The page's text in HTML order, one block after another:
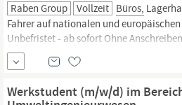
Raben Group Vollzeit Büros,
Fahrer auf nationalen und
Unbefristet - ab sofort Ohne
„JETZT BEWERBEN“ über unser kurzes
Linienverkehr (m/w/d) Arbeitsort:
Ref. Nr. CE/W/2026 Durchführung von
Werkstudent (m/w/d) im